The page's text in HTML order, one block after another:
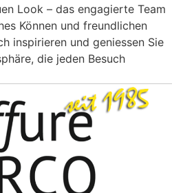
Look – das engagierte Team
Können und freundlichen
inspirieren und geniessen Sie
die jeden Besuch